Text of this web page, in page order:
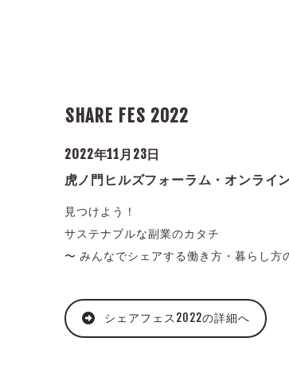
SHARE FES 2022
2022年11月23日
虎ノ門ヒルズフォーラム・オンライ
見つけよう！
サステナブルな副業のカタチ
〜 みんなでシェアする働き方・暮らし方
シェアフェス2022の詳細へ